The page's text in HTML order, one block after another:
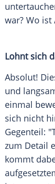
war? Wo ist
Lohnt sich
Absolut!
und
einmal
sich nicht
Gegenteil:
zum Detail
kommt